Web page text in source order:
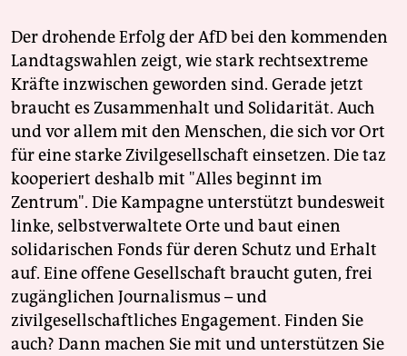
Der drohende Erfolg der AfD bei den kommenden
Landtagswahlen zeigt, wie stark rechtsextreme
Kräfte inzwischen geworden sind. Gerade jetzt
braucht es Zusammenhalt und Solidarität. Auch
und vor allem mit den Menschen, die sich vor Ort
für eine starke Zivilgesellschaft einsetzen. Die taz
kooperiert deshalb mit "Alles beginnt im
Zentrum". Die Kampagne unterstützt bundesweit
linke, selbstverwaltete Orte und baut einen
solidarischen Fonds für deren Schutz und Erhalt
auf. Eine offene Gesellschaft braucht guten, frei
zugänglichen Journalismus – und
zivilgesellschaftliches Engagement. Finden Sie
auch? Dann machen Sie mit und unterstützen Sie